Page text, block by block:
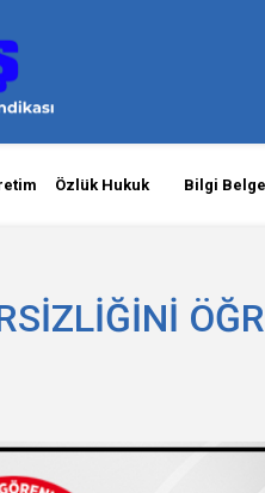
Özlük Hukuk Bilgi Belge